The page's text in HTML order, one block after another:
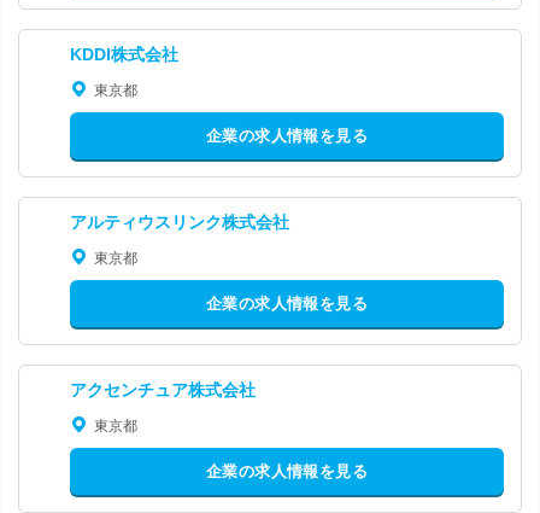
KDDI株式会社
東京都
企業の求人情報を見る
アルティウスリンク株式会社
東京都
企業の求人情報を見る
アクセンチュア株式会社
東京都
企業の求人情報を見る